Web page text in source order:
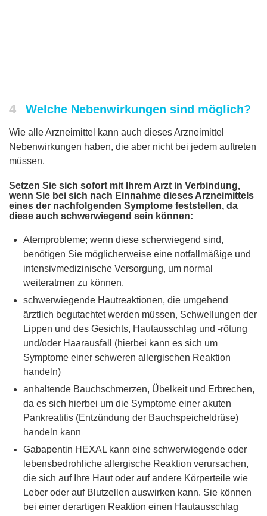
4 Welche Nebenwirkungen sind möglich?
Wie alle Arzneimittel kann auch dieses Arzneimittel
Nebenwirkungen haben, die aber nicht bei jedem auftreten
müssen.
Setzen Sie sich sofort mit Ihrem Arzt in Verbindung,
wenn Sie bei sich nach Einnahme dieses Arzneimittels
eines der nachfolgenden Symptome feststellen, da
diese auch schwerwiegend sein können:
Atemprobleme; wenn diese scherwiegend sind,
benötigen Sie möglicherweise eine notfallmäßige und
intensivmedizinische Versorgung, um normal
weiteratmen zu können.
schwerwiegende Hautreaktionen, die umgehend
ärztlich begutachtet werden müssen, Schwellungen der
Lippen und des Gesichts, Hautausschlag und -rötung
und/oder Haarausfall (hierbei kann es sich um
Symptome einer schweren allergischen Reaktion
handeln)
anhaltende Bauchschmerzen, Übelkeit und Erbrechen,
da es sich hierbei um die Symptome einer akuten
Pankreatitis (Entzündung der Bauchspeicheldrüse)
handeln kann
Gabapentin HEXAL kann eine schwerwiegende oder
lebensbedrohliche allergische Reaktion verursachen,
die sich auf Ihre Haut oder auf andere Körperteile wie
Leber oder auf Blutzellen auswirken kann. Sie können
bei einer derartigen Reaktion einen Hautausschlag